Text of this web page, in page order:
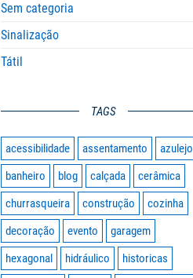
Sem categoria
Sinalização
Tátil
TAGS
acessibilidade assentamento
azulejo
banheiro
blog calçada
cerâmica
churrasqueira
construção
cozinha
decoração
evento
garagem
hexagonal
hidráulico
historicas